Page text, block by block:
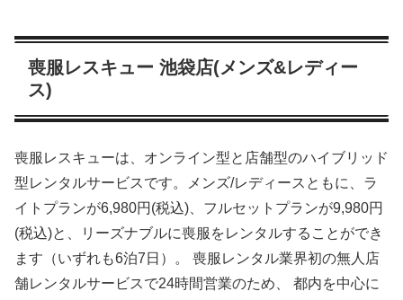
喪服レスキュー 池袋店(メンズ&レディー
ス)
喪服レスキューは、オンライン型と店舗型のハイブリッド
型レンタルサービスです。メンズ/レディースともに、ラ
イトプランが6,980円(税込)、フルセットプランが9,980円
(税込)と、リーズナブルに喪服をレンタルすることができ
ます（いずれも6泊7日）。 喪服レンタル業界初の無人店
舗レンタルサービスで24時間営業のため、 都内を中心に